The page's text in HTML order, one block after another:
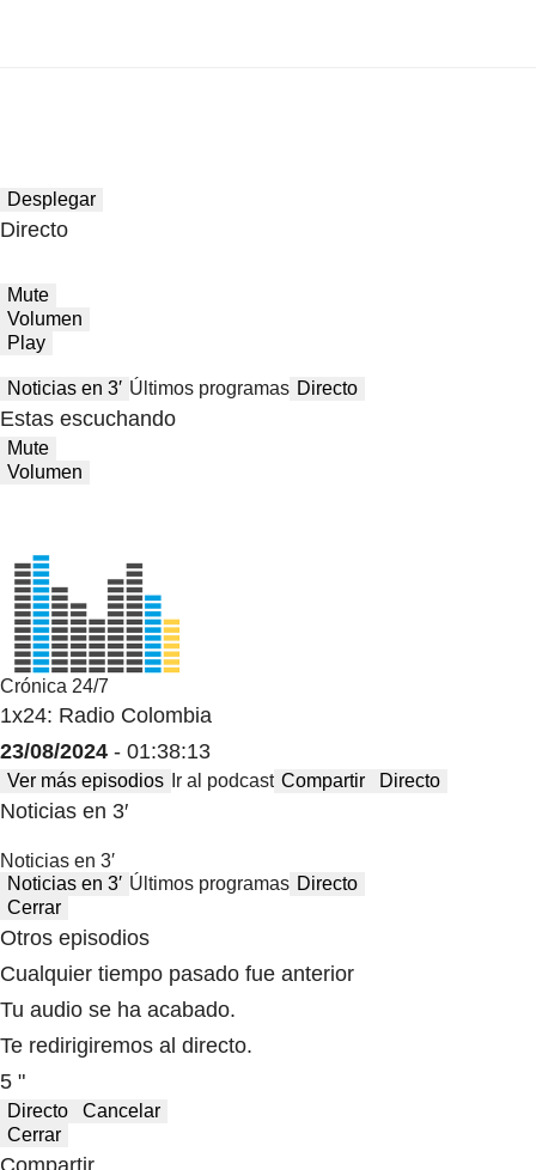
Desplegar
Directo
Mute
Volumen
Play
Noticias en 3′ Últimos programas Directo
Estas escuchando
Mute
Volumen
Crónica 24/7
1x24: Radio Colombia
23/08/2024 - 01:38:13
Ver más episodios Ir al podcast Compartir Directo
Noticias en 3′
Noticias en 3′
Noticias en 3′ Últimos programas Directo
Cerrar
Otros episodios
Cualquier tiempo pasado fue anterior
Tu audio se ha acabado.
Te redirigiremos al directo.
5 "
Directo
Cancelar
Cerrar